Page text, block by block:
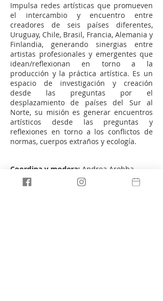
Impulsa redes artísticas que promueven
el intercambio y encuentro entre
creadores de seis países diferentes,
Uruguay, Chile, Brasil, Francia, Alemania y
Finlandia, generando sinergias entre
artistas profesionales y emergentes que
idean/reflexionan en torno a la
producción y la práctica artística. Es un
espacio de investigación y creación
desde las preguntas por el
desplazamiento de países del Sur al
Norte, su misión es generar encuentros
artísticos desde las preguntas y
reflexiones en torno a los conflictos de
normas, cuerpos extraños y ecología.
Coordina y modera: Andrea Arobba